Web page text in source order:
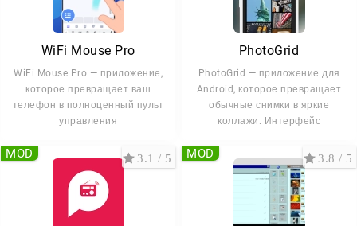
WiFi Mouse Pro
WiFi Mouse Pro — приложение,
которое превращает ваш
телефон в полноценный пульт
управления
PhotoGrid
PhotoGrid — приложение для
Android, которое превращает
обычные снимки в яркие
коллажи. Интерфейс
3.1 / 5
MOD 3.8 / 5
MOD